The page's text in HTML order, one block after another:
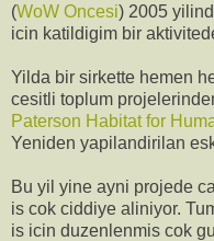
(WoW Oncesi) 2005
icin katildigim bir
Yilda bir sirkette hemen
cesitli toplum
Paterson Habitat for
Yeniden yapilandirilan
Bu yil yine ayni projede
is cok ciddiye aliniyor.
is icin duzenlenmis cok